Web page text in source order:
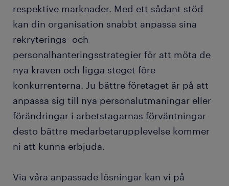
respektive marknader. Med ett sådant stöd
kan din organisation snabbt anpassa sina
rekryterings- och
personalhanteringsstrategier för att möta de
nya kraven och ligga steget före
konkurrenterna. Ju bättre företaget är på att
anpassa sig till nya personalutmaningar eller
förändringar i arbetstagarnas förväntningar
desto bättre medarbetarupplevelse kommer
ni att kunna erbjuda.
Via våra anpassade lösningar kan vi på